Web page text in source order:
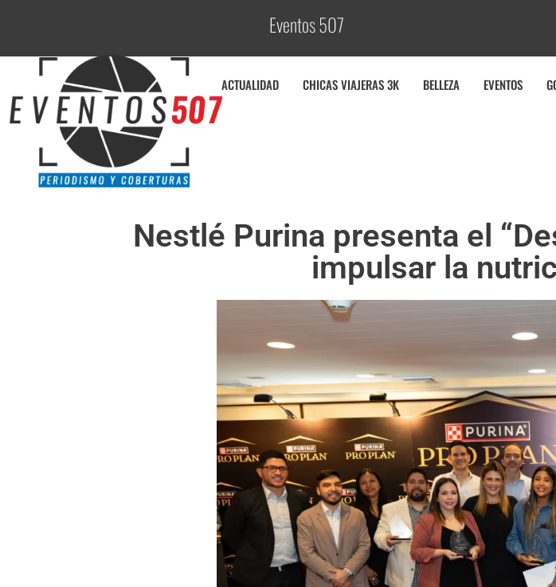
Eventos 507C
ACTUALIDAD CHICAS VIAJERAS 3K BELLEZA EVENTOS
Nestlé Purina presenta el
impulsar la